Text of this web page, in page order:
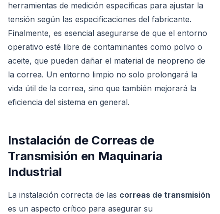
herramientas de medición específicas para ajustar la
tensión según las especificaciones del fabricante.
Finalmente, es esencial asegurarse de que el entorno
operativo esté libre de contaminantes como polvo o
aceite, que pueden dañar el material de neopreno de
la correa. Un entorno limpio no solo prolongará la
vida útil de la correa, sino que también mejorará la
eficiencia del sistema en general.
Instalación de Correas de
Transmisión en Maquinaria
Industrial
La instalación correcta de las correas de transmisión
es un aspecto crítico para asegurar su